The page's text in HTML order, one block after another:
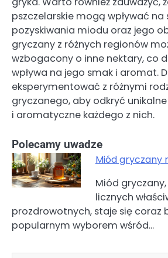
pszczelarskie mogą wpływać na
pozyskiwania miodu oraz jego
gryczany z różnych regionów
wzbogacony o inne nektary, co
wpływa na jego smak i aromat.
eksperymentować z różnymi
gryczanego, aby odkryć
i aromatyczne każdego z nich.
Polecamy uwadze
Miód gryczany
Miód
licznych
prozdrowotnych, staje się coraz
popularnym wyborem wśród…
Nawigacja